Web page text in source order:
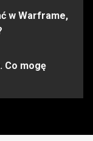
w Warframe,
na konto
Co mogę
prosimy